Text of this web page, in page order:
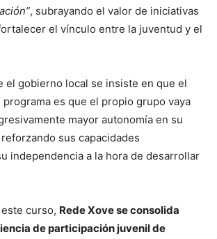
, subrayando el valor de iniciativas
el vínculo entre la juventud y el
el gobierno local se insiste en que el
es que el propio grupo vaya
mayor autonomía en su
sus capacidades
independencia a la hora de desarrollar
curso, Rede Xove se consolida
de participación juvenil de